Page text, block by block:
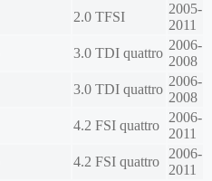
2.0 TFSI
2005-
2011
3.0 TDI quattro
2006-
2008
3.0 TDI quattro
2006-
2008
4.2 FSI quattro
2006-
2011
4.2 FSI quattro
2006-
2011